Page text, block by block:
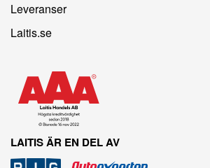
Leveranser
Laitis.se
LAITIS ÄR EN DEL AV